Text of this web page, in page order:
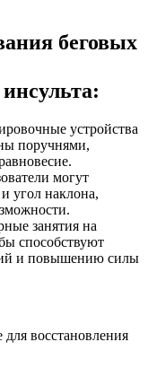
беговых
устройства
поручнями,
могут
угол наклона,
занятия на
способствуют
и повышению силы
восстановления